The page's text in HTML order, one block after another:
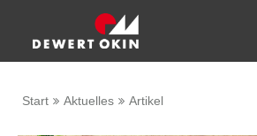
Start Aktuelles Artikel